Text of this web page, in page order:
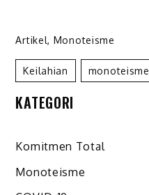
Artikel, Monoteisme
Keilahian Monoteisme
KATEGORI
Komitmen Total
Monoteisme